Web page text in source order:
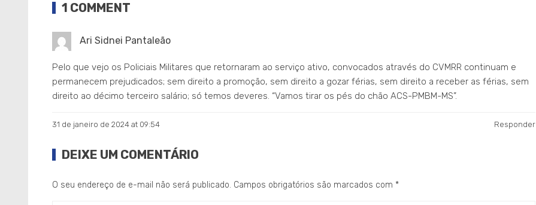
1 COMMENT
Ari Sidnei Pantaleão
Pelo que vejo os Policiais Militares que retornaram ao serviço ativo, convocados através do CVMRR continuam e
permanecem prejudicados; sem direito a promoção, sem direito a gozar férias, sem direito a receber as férias, sem
direito ao décimo terceiro salário; só temos deveres. “Vamos tirar os pés do chão ACS-PMBM-MS”.
31 de janeiro de 2024 at 09:54 Responder
DEIXE UM COMENTÁRIO
O seu endereço de e-mail não será publicado. Campos obrigatórios são marcados com *